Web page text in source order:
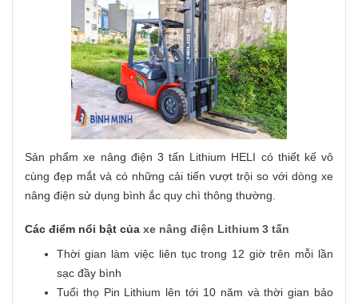
Sản phẩm xe nâng điện 3 tấn Lithium HELI có thiết kế vô
cùng đẹp mắt và có những cải tiến vượt trội so với dòng xe
nâng điện sử dụng bình ắc quy chì thông thường.
Các điểm nổi bật của xe nâng điện Lithium 3 tấn
Thời gian làm việc liên tục trong 12 giờ trên mỗi lần
sạc đầy bình
Tuổi thọ Pin Lithium lên tới 10 năm và thời gian bảo